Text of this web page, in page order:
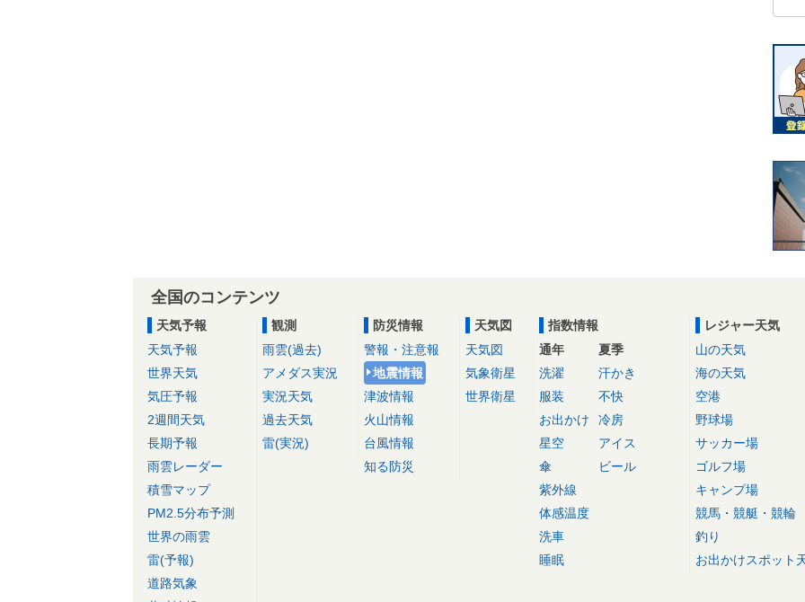
全国のコンテンツ
天気予報
天気予報
世界天気
気圧予報
2週間天気
長期予報
雨雲レーダー
積雪マップ
PM2.5分布予測
世界の雨雲
雷(予報)
道路気象
観測
雨雲(過去)
アメダス実況
実況天気
過去天気
雷(実況)
防災情報
警報・注意報
地震情報
津波情報
火山情報
台風情報
知る防災
天気図
天気図
気象衛星
世界衛星
指数情報
通年
洗濯
服装
お出かけ
星空
傘
紫外線
体感温度
洗車
睡眠
夏季
汗かき
不快
冷房
アイス
ビール
レジャー天気
山の天気
海の天気
空港
野球場
サッカー場
ゴルフ場
キャンプ場
競馬・競艇・競輪
釣り
お出かけスポット